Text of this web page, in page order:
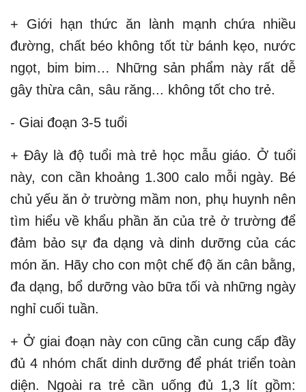
+ Giới hạn thức ăn lành mạnh chứa nhiều
đường, chất béo không tốt từ bánh kẹo, nước
ngọt, bim bim… Những sản phẩm này rất dễ
gây thừa cân, sâu răng... không tốt cho trẻ.
- Giai đoạn 3-5 tuổi
+ Đây là độ tuổi mà trẻ học mẫu giáo. Ở tuổi
này, con cần khoảng 1.300 calo mỗi ngày. Bé
chủ yếu ăn ở trường mầm non, phụ huynh nên
tìm hiểu về khẩu phần ăn của trẻ ở trường để
đảm bảo sự đa dạng và dinh dưỡng của các
món ăn. Hãy cho con một chế độ ăn cân bằng,
đa dạng, bổ dưỡng vào bữa tối và những ngày
nghỉ cuối tuần.
+ Ở giai đoạn này con cũng cần cung cấp đầy
đủ 4 nhóm chất dinh dưỡng để phát triển toàn
diện. Ngoài ra trẻ cần uống đủ 1,3 lít gồm: